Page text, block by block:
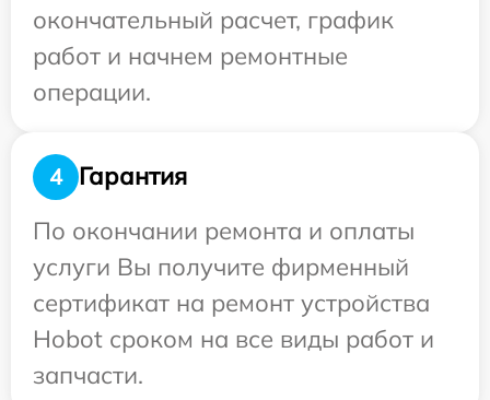
окончательный расчет, график
работ и начнем ремонтные
операции.
4
Гарантия
По окончании ремонта и оплаты
услуги Вы получите фирменный
сертификат на ремонт устройства
Hobot сроком на все виды работ и
запчасти.